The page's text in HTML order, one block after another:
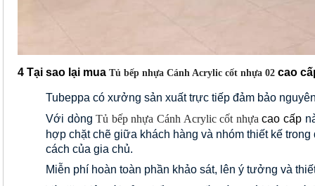
4 Tại sao lại mua Tủ bếp nhựa Cánh Acrylic cốt nhựa 02 cao
Tubeppa có xưởng sản xuất trực tiếp đảm bảo
Với dòng Tủ bếp nhựa Cánh Acrylic cốt nhựacao cấp
hợp chặt chẽ giữa khách hàng và nhóm thiết kế
cách của gia chủ.
Miễn phí hoàn toàn phần khảo sát, lên ý tưởng và